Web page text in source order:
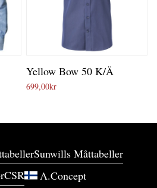
Yellow Bow 50 K/Ä
699,00kr
Sunwills Måttabeller
CSR A.Concept